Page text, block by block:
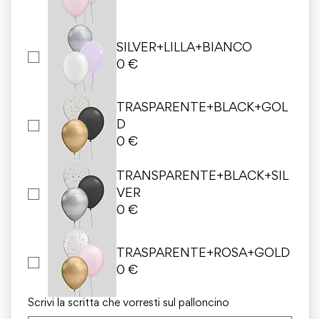
SILVER+LILLA+BIANCO
0 €
TRASPARENTE+BLACK+GOL
D
0 €
TRANSPARENTE+BLACK+SIL
VER
0 €
TRASPARENTE+ROSA+GOLD
0 €
Scrivi la scritta che vorresti sul palloncino